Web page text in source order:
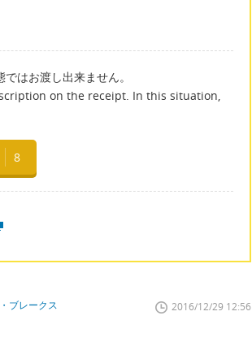
はお渡し出来ません。
on the receipt. In this situation,
8
ブレークス
2016/12/29 12:56